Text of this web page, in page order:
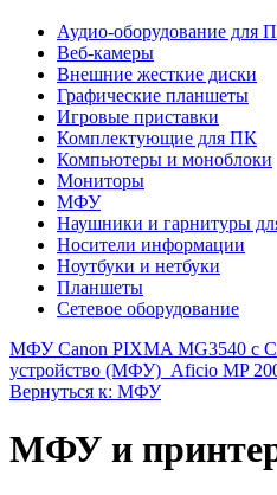
Аудио-оборудование для
Веб-камеры
Внешние жесткие диски
Графические планшеты
Игровые приставки
Комплектующие для ПК
Компьютеры и моноблоки
Мониторы
МФУ
Наушники и гарнитуры
Носители информации
Ноутбуки и нетбуки
Планшеты
Сетевое оборудование
МФУ Canon PIXMA MG3540 с
устройство (МФУ)_Aficio MP
Вернуться к: МФУ
МФУ и